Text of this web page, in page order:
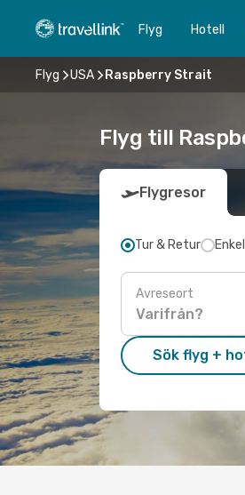
Flyg Hotell
Flyg USA Raspberry Strait
Flyg till
Flygresor
Tur & Retur
Avreseort
Sök flyg +